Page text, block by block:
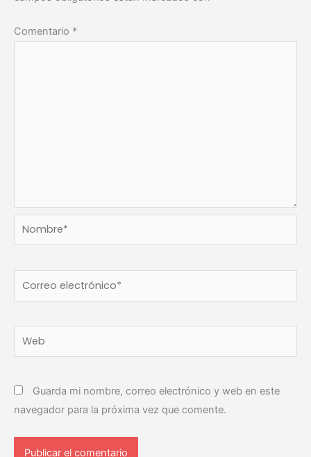
Comentario *
Nombre*
Guarda mi nombre, correo electrónico y web en este
navegador para la próxima vez que comente.